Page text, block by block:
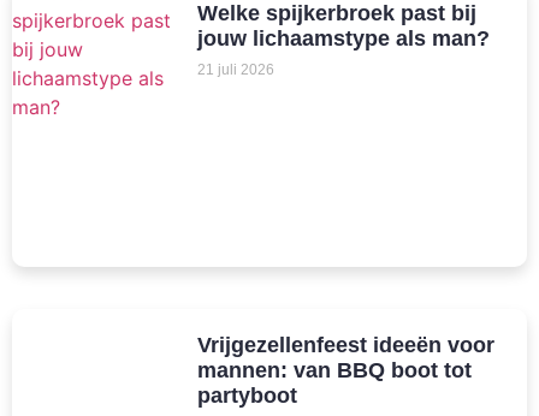
Welke spijkerbroek past bij
jouw lichaamstype als man?
21 juli 2026
Vrijgezellenfeest ideeën voor
mannen: van BBQ boot tot
partyboot